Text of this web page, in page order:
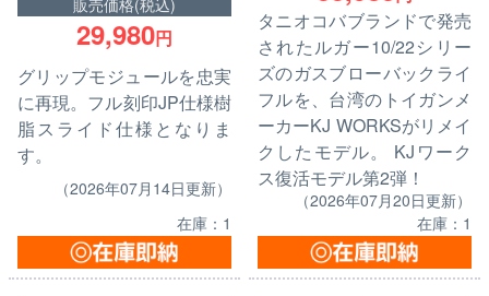
29,980円
グリップモジュールを忠実
に再現。フル刻印JP仕様樹
脂スライド仕様となりま
す。
（2026年07月14日更新）
在庫：1
タニオコバブランドで発売
されたルガー10/22シリー
ズのガスブローバックライ
フルを、台湾のトイガンメ
ーカーKJ WORKSがリメイ
クしたモデル。 KJワーク
ス復活モデル第2弾！
（2026年07月20日更新）
在庫：1